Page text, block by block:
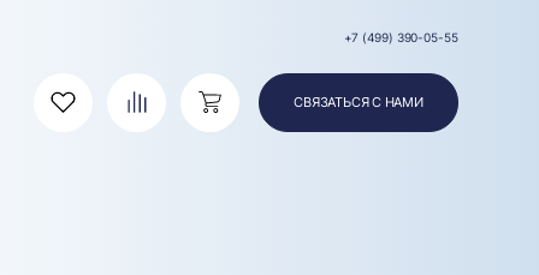
+7 (499) 390-05-55
Избранное СравнениеКорзина СВЯЗАТЬСЯ С НАМИ